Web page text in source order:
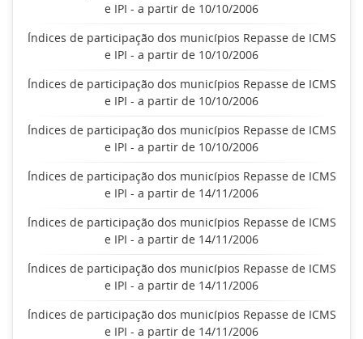
e IPI - a partir de 10/10/2006
Índices de participação dos municípios Repasse de ICMS
e IPI - a partir de 10/10/2006
Índices de participação dos municípios Repasse de ICMS
e IPI - a partir de 10/10/2006
Índices de participação dos municípios Repasse de ICMS
e IPI - a partir de 10/10/2006
Índices de participação dos municípios Repasse de ICMS
e IPI - a partir de 14/11/2006
Índices de participação dos municípios Repasse de ICMS
e IPI - a partir de 14/11/2006
Índices de participação dos municípios Repasse de ICMS
e IPI - a partir de 14/11/2006
Índices de participação dos municípios Repasse de ICMS
e IPI - a partir de 14/11/2006